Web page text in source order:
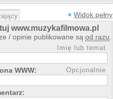
Widok pełny
www.muzykafilmowa.pl
/ opinie publikowane są od razu
Imię lub temat
WWW: Opcjonalnie